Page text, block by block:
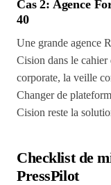
Cas 2: Agence
40
Une grande agence
Cision dans le
corporate, la veille
Changer de
Cision reste la
Checklist de
PressPilot